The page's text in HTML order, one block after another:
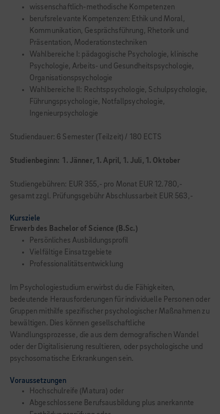
wissenschaftlich-methodische Kompetenzen
berufsrelevante Kompetenzen: Ethik und Moral,
Kommunikation, Gesprächsführung, Rhetorik und
Präsentation, Moderationstechniken
Wahlbereiche I: pädagogische Psychologie, klinische
Psychologie, Arbeits- und Gesundheitspsychologie,
Organisationspsychologie
Wahlbereiche II: Rechtspsychologie, Schulpsychologie,
Führungspsychologie, Notfallpsychologie,
Ingenieurpsychologie
Studiendauer: 6 Semester (Teilzeit) / 180 ECTS
Studienbeginn: 1. Jänner, 1. April, 1. Juli, 1. Oktober
Studiengebühren: EUR 355,- pro Monat EUR 12.780,-
gesamt zzgl. Prüfungsgebühr Abschlussarbeit EUR 563,-
Kursziele
Erwerb des Bachelor of Science (B.Sc.)
Persönliches Ausbildungsprofil
Vielfältige Einsatzgebiete
Professionalitätsentwicklung
Im Psychologiestudium erwirbst du die Fähigkeiten,
bedeutende Herausforderungen für individuelle Personen oder
Gruppen mithil­fe spezifischer psychologischer Maßnahmen zu
bewältigen. Dies können gesellschaftliche
Wandlungsprozesse, die aus dem demogra­fischen Wandel
oder der Digitalisierung resultieren, oder psychologische und
psycho­somatische Erkrankungen sein.
Voraussetzungen
Hochschulreife (Matura) oder
Abgeschlossene Berufsausbildung plus anerkannte